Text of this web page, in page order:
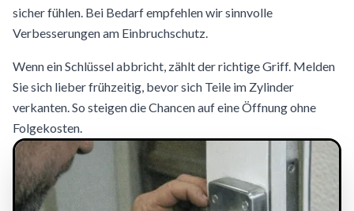
sicher fühlen. Bei Bedarf empfehlen wir sinnvolle
Verbesserungen am Einbruchschutz.
Wenn ein Schlüssel abbricht, zählt der richtige Griff. Melden
Sie sich lieber frühzeitig, bevor sich Teile im Zylinder
verkanten. So steigen die Chancen auf eine Öffnung ohne
Folgekosten.